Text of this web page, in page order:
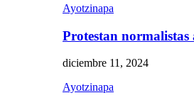
Ayotzinapa
Protestan
diciembre 11, 2024
Ayotzinapa